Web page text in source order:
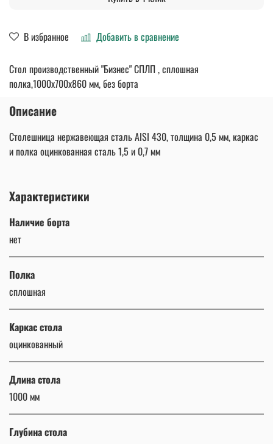
В избранное Добавить в сравнение
Стол производственный "Бизнес" СПЛП , сплошная
полка,1000х700х860 мм, без борта
Описание
Столешница нержавеющая сталь AISI 430, толщина 0,5 мм, каркас
и полка оцинкованная сталь 1,5 и 0,7 мм
Характеристики
Наличие борта
нет
Полка
сплошная
Каркас стола
оцинкованный
Длина стола
1000 мм
Глубина стола